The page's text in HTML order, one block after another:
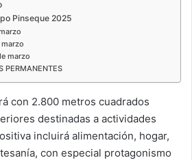
Pinseque 2025
marzo
PERMANENTES
con 2.800 metros cuadrados
destinadas a actividades
incluirá alimentación, hogar,
con especial protagonismo